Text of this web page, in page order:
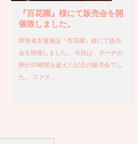
『百花園』様にて販売会を開
催致しました。
障害者支援施設『百花園』様にて販売
会を開催しました。 今回は、ポーチの
柄が20種類を超えた記念の販売会でし
た。 ファス…